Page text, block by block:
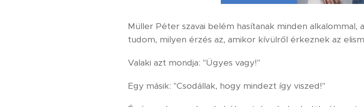
Müller Péter szavai belém hasítanak minden
tudom, milyen érzés az, amikor kívülről érkeznek az
Valaki azt mondja: "Ügyes vagy!"
Egy másik: "Csodállak, hogy mindezt így viszed!"